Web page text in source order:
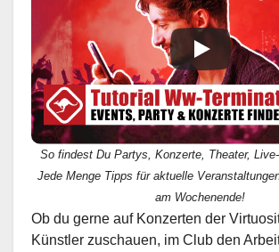
So findest Du Partys, Konzerte, Theater,
Jede Menge Tipps für aktuelle
am Wochenende!
Ob du gerne auf Konzerten der
Künstler zuschauen, im Club den